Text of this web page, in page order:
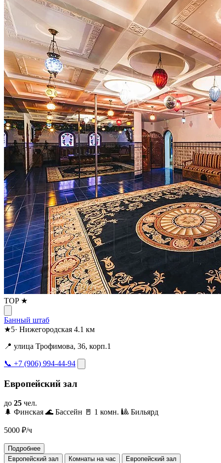
TOP ★
Банный штаб
★5· Нижегородская 4.1 км
📍 улица Трофимова, 36, корп.1
📞 +7 (906) 994-44-94
Европейский зал
до 25 чел.
🌲 Финская 🌊 Бассейн 🚪 1 комн. 🎱 Бильярд
5000 ₽/ч
Подробнее
Европейский зал
Комнаты на час
Европейский зал